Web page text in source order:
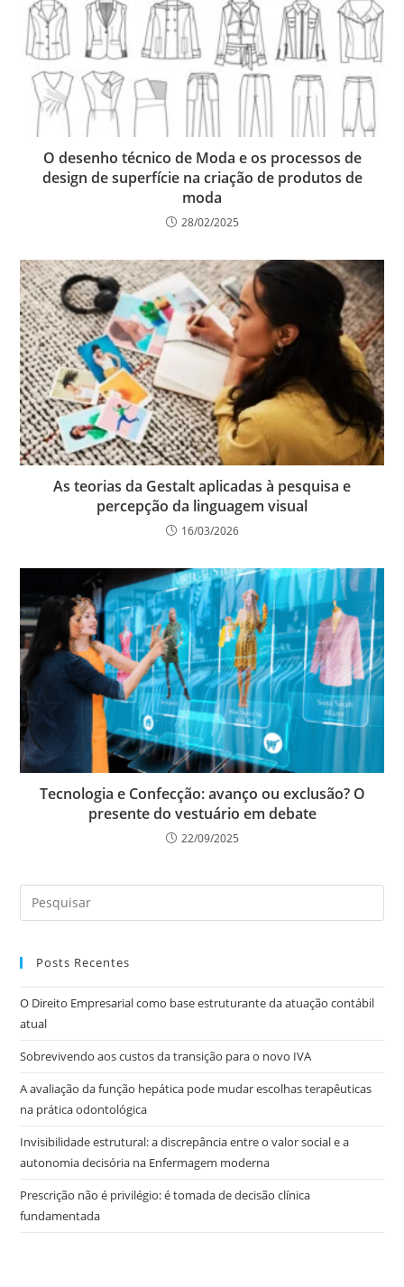
O desenho técnico de Moda e os processos de
design de superfície na criação de produtos de
moda
28/02/2025
As teorias da Gestalt aplicadas à pesquisa e
percepção da linguagem visual
16/03/2026
Tecnologia e Confecção: avanço ou exclusão? O
presente do vestuário em debate
22/09/2025
Posts Recentes
O Direito Empresarial como base estruturante da atuação contábil
atual
Sobrevivendo aos custos da transição para o novo IVA
A avaliação da função hepática pode mudar escolhas terapêuticas
na prática odontológica
Invisibilidade estrutural: a discrepância entre o valor social e a
autonomia decisória na Enfermagem moderna
Prescrição não é privilégio: é tomada de decisão clínica
fundamentada